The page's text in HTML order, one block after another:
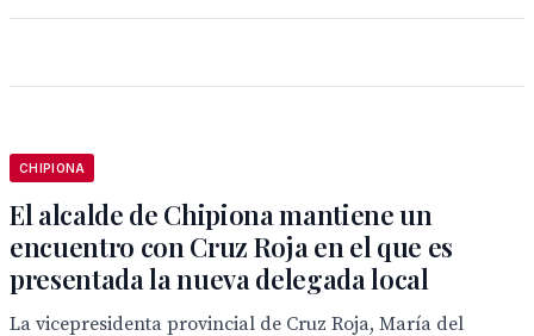
CHIPIONA
El alcalde de Chipiona mantiene un
encuentro con Cruz Roja en el que es
presentada la nueva delegada local
La vicepresidenta provincial de Cruz Roja, María del